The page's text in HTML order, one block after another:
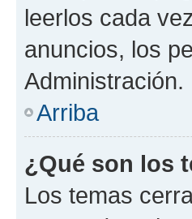
leerlos cada
anuncios, los
Administración.
Arriba
¿Qué son los
Los temas